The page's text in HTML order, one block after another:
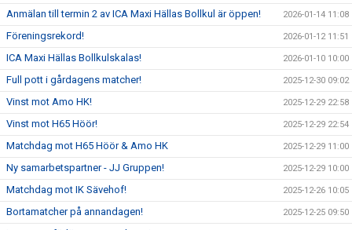
Anmälan till termin 2 av ICA Maxi Hällas Bollkul är öppen! 2026-01-14 11:08
Föreningsrekord! 2026-01-12 11:51
ICA Maxi Hällas Bollkulskalas! 2026-01-10 10:00
Full pott i gårdagens matcher! 2025-12-30 09:02
Vinst mot Amo HK! 2025-12-29 22:58
Vinst mot H65 Höör! 2025-12-29 22:54
Matchdag mot H65 Höör & Amo HK 2025-12-29 11:00
Ny samarbetspartner - JJ Gruppen! 2025-12-29 10:00
Matchdag mot IK Sävehof! 2025-12-26 10:05
Bortamatcher på annandagen! 2025-12-25 09:50